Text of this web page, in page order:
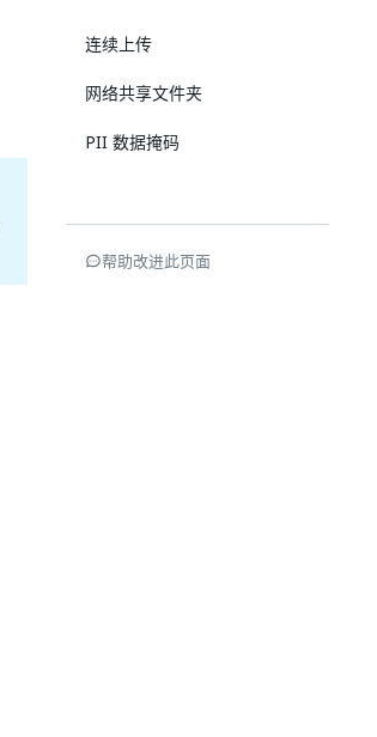
连续上传
网络共享文件夹
PII 数据掩码
帮助改进此页面